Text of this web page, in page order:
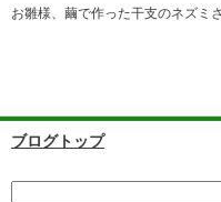
お雛様、繭で作った干支のネズミ
ブログトップ